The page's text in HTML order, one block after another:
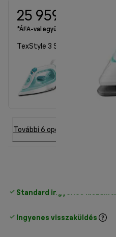
25 959 Ft
*ÁFA-val együtt
TexStyle 3 Steam iron SI 3043
További 6 opció
Standard ingyenes
Ingyenes visszaküldés